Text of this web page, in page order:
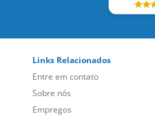
Links Relacionados
Entre em contato